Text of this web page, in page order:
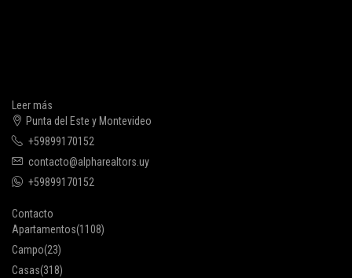
Leer más
Punta del Este y Montevideo
+59899170152
contacto@alpharealtors.uy
+59899170152
Contacto
Apartamentos(1108)
Campo(23)
Casas(318)